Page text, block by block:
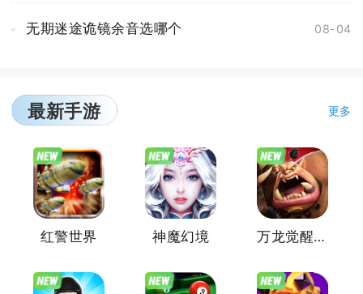
无期迷途诡镜余音选哪个 08-04
最新手游 更多
红警世界 神魔幻境 万龙觉醒魔兽战场